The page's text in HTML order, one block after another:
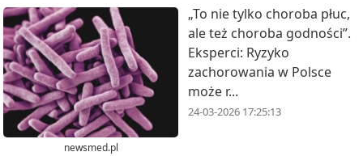
newsmed.pl
„To nie tylko choroba płuc,
ale też choroba godności”.
Eksperci: Ryzyko
zachorowania w Polsce
może r...
24-03-2026 17:25:13